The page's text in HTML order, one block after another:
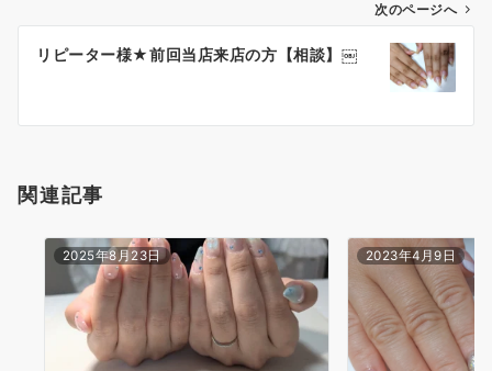
次のページへ
リピーター様★前回当店来店の方【相談】￼
関連記事
2025年8月23日 2023年4月9日